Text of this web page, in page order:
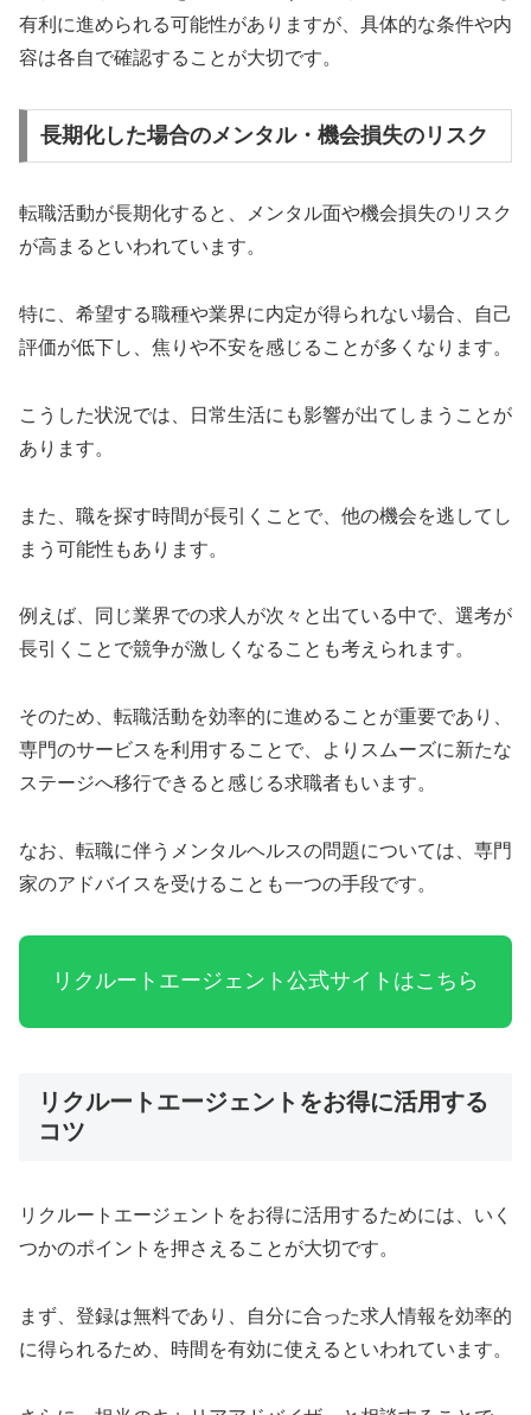
有利に進められる可能性がありますが、具体的な条件や内
容は各自で確認することが大切です。
長期化した場合のメンタル・機会損失のリスク
転職活動が長期化すると、メンタル面や機会損失のリスク
が高まるといわれています。
特に、希望する職種や業界に内定が得られない場合、自己
評価が低下し、焦りや不安を感じることが多くなります。
こうした状況では、日常生活にも影響が出てしまうことが
あります。
また、職を探す時間が長引くことで、他の機会を逃してし
まう可能性もあります。
例えば、同じ業界での求人が次々と出ている中で、選考が
長引くことで競争が激しくなることも考えられます。
そのため、転職活動を効率的に進めることが重要であり、
専門のサービスを利用することで、よりスムーズに新たな
ステージへ移行できると感じる求職者もいます。
なお、転職に伴うメンタルヘルスの問題については、専門
家のアドバイスを受けることも一つの手段です。
リクルートエージェント公式サイトはこちら
リクルートエージェントをお得に活用する
コツ
リクルートエージェントをお得に活用するためには、いく
つかのポイントを押さえることが大切です。
まず、登録は無料であり、自分に合った求人情報を効率的
に得られるため、時間を有効に使えるといわれています。